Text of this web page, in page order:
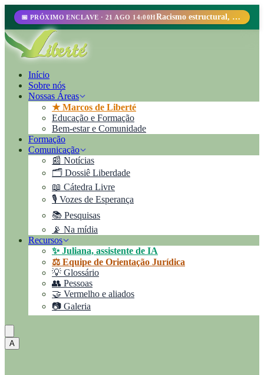
📅 PRÓXIMO ENCLAVE · 21 AGO 14:00H Racismo estructural, perfilamiento racial y abolicionismo carcelario.
Início
Sobre nós
Nossas Áreas
★ Marcos de Liberté
Educação e Formação
Bem-estar e Comunidade
Formação
Comunicação
📰 Notícias
🗂️ Dossiê Liberdade
📖 Cátedra Livre
🎙️ Vozes de Esperança
📚 Pesquisas
📡 Na mídia
Recursos
✨ Juliana, assistente de IA
⚖️ Equipe de Orientação Jurídica
💡 Glossário
👥 Pessoas
🤝 Vermelho e aliados
📷 Galeria
A